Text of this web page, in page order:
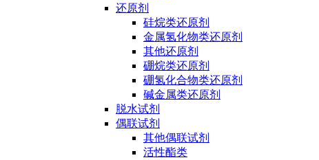
还原剂
硅烷类还原剂
金属氢化物类还原剂
其他还原剂
硼烷类还原剂
硼氢化合物类还原剂
碱金属类还原剂
脱水试剂
偶联试剂
其他偶联试剂
活性酯类